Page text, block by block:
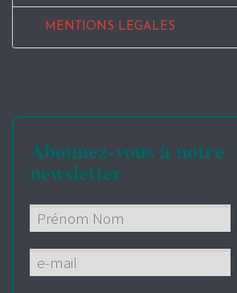
MENTIONS LEGALES
Abonnez-vous à notre
newsletter